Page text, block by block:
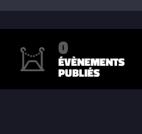
0
ÉVÈNEMENTS
PUBLIÉS